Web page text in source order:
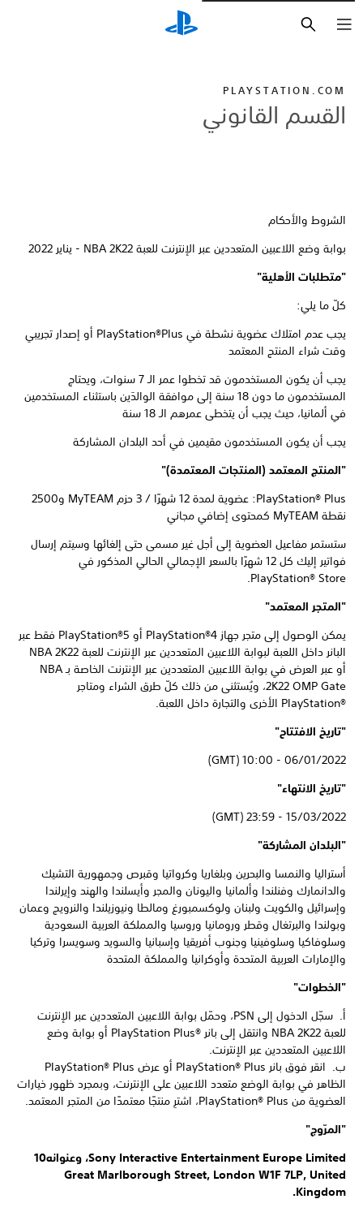
PLAYSTATION.COM
القسم القانوني
الشروط والأحكام
بوابة وضع اللاعبين المتعددين عبر الإنترنت للعبة NBA 2K22 - يناير 2022
"متطلبات الأهلية"
كلّ ما يلي:
يجب عدم امتلاك عضوية نشطة في PlayStation®Plus أو إصدار تجريبي
وقت شراء المنتج المعتمد
يجب أن يكون المستخدمون قد تخطوا عمر الـ 7 سنوات، ويحتاج
المستخدمون ما دون 18 سنة إلى موافقة الوالدَين باستثناء المستخدمين
في ألمانيا، حيث يجب أن يتخطى عمرهم الـ 18 سنة
يجب أن يكون المستخدمون مقيمين في أحد البلدان المشاركة
"المنتج المعتمد (المنتجات المعتمدة)"
PlayStation® Plus: عضوية لمدة 12 شهرًا / 3 حزم MyTEAM و2500
نقطة MyTEAM كمحتوى إضافي مجاني
ستستمر مفاعيل العضوية إلى أجل غير مسمى حتى إلغائها وسيتم إرسال
فواتير إليك كل 12 شهرًا بالسعر الإجمالي الحالي المذكور في
PlayStation® Store.
"المتجر المعتمد"
يمكن الوصول إلى متجر جهاز PlayStation®4 أو PlayStation®5 فقط عبر
البانر داخل اللعبة لبوابة اللاعبين المتعددين عبر الإنترنت للعبة NBA 2K22
أو عبر العرض في بوابة اللاعبين المتعددين عبر الإنترنت الخاصة بـ NBA
2K22 OMP Gate، ويُستثنى من ذلك كلّ طرق الشراء ومتاجر
PlayStation®‎ الأخرى والتجارة داخل اللعبة.
"تاريخ الافتتاح"
06/01/2022 - 10:00 (GMT)
"تاريخ الانتهاء"
15/03/2022 - 23:59 (GMT)
"البلدان المشاركة"
أستراليا والنمسا والبحرين وبلغاريا وكرواتيا وقبرص وجمهورية التشيك
والدانمارك وفنلندا وألمانيا واليونان والمجر وأيسلندا والهند وإيرلندا
وإسرائيل والكويت ولبنان ولوكسمبورغ ومالطا ونيوزيلندا والنرويج وعمان
وبولندا والبرتغال وقطر ورومانيا وروسيا والمملكة العربية السعودية
وسلوفاكيا وسلوفينيا وجنوب أفريقيا وإسبانيا والسويد وسويسرا وتركيا
والإمارات العربية المتحدة وأوكرانيا والمملكة المتحدة
"الخطوات"
أ. سجّل الدخول إلى PSN، وحمّل بوابة اللاعبين المتعددين عبر الإنترنت
للعبة NBA 2K22 وانتقل إلى بانر PlayStation Plus®‎ أو بوابة وضع
اللاعبين المتعددين عبر الإنترنت.
ب. انقر فوق بانر PlayStation® Plus أو عرض PlayStation® Plus
الظاهر في بوابة الوضع متعدد اللاعبين على الإنترنت، وبمجرد ظهور خيارات
العضوية من PlayStation® Plus، اشترِ منتجًا معتمدًا من المتجر المعتمد.
"المرّوج"
Sony Interactive Entertainment Europe Limited، وعنوانه‎10
Great Marlborough Street, London W1F 7LP, United
Kingdom.